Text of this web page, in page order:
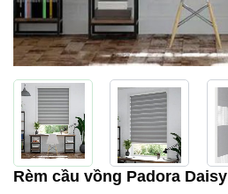
Rèm cầu vồng Padora Daisy